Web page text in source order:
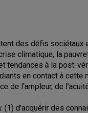
des défis sociétaux
climatique, la
à la post-
en contact à cette
de l'ampleur, de
d'acquérir des